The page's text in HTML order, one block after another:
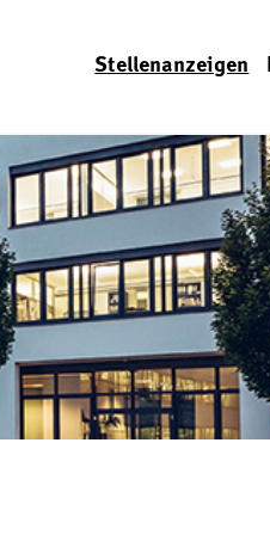
Stellenanzeigen